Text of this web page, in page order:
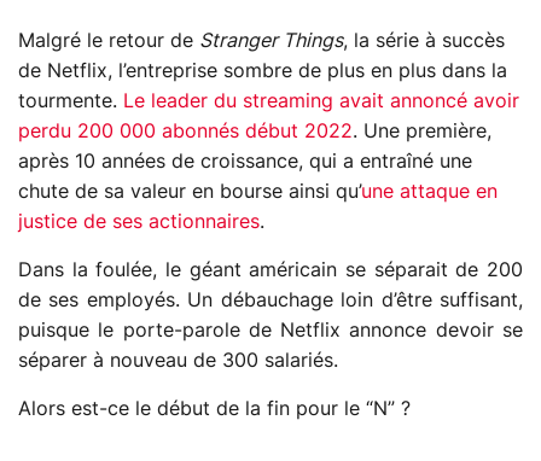
Malgré le retour de Stranger Things, la série à succès
de Netflix, l’entreprise sombre de plus en plus dans la
tourmente. Le leader du streaming avait annoncé avoir
perdu 200 000 abonnés début 2022. Une première,
après 10 années de croissance, qui a entraîné une
chute de sa valeur en bourse ainsi qu’une attaque en
justice de ses actionnaires.
Dans la foulée, le géant américain se séparait de 200
de ses employés. Un débauchage loin d’être suffisant,
puisque le porte-parole de Netflix annonce devoir se
séparer à nouveau de 300 salariés.
Alors est-ce le début de la fin pour le “N” ?